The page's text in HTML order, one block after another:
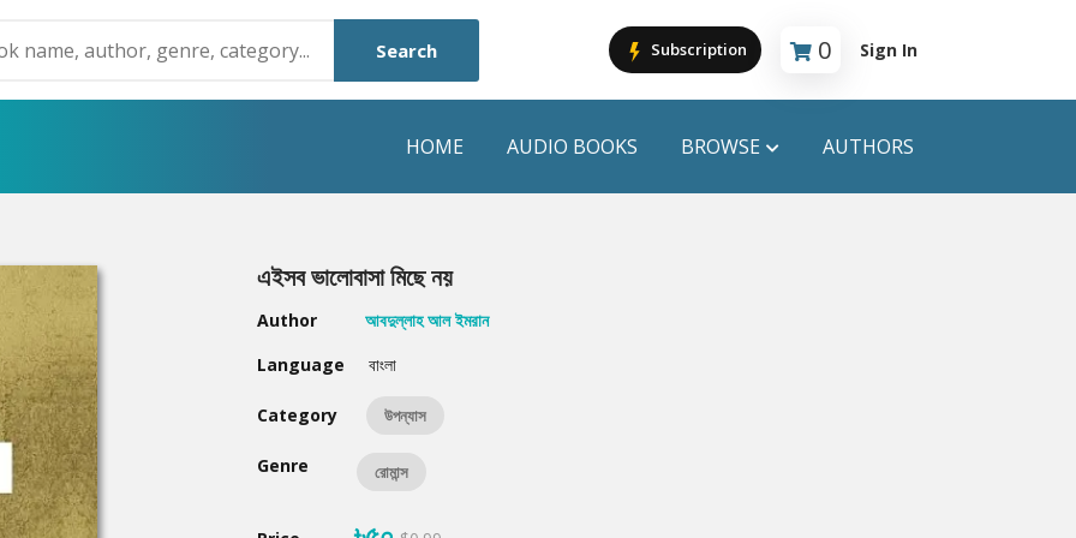
Search Subscription 0
Cart is empty
Sign In
HOME AUDIO BOOKS BROWSE
Humayun Ahmed
Mouri Morium
Hot & New
AUTHORS
এইসব ভালোবাসা মিছে নয়
Author
আবদুল্লাহ আল ইমরান
Language
বাংলা
Category উপন্যাস
Genre রোমান্স